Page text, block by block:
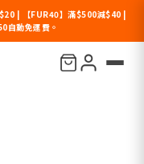
| 【FUR40】滿$500減$40 |
自動免運費。